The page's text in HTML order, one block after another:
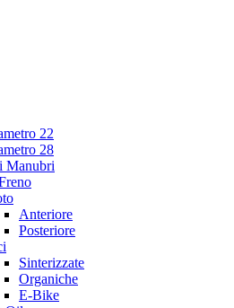
22
28
Manubri
Anteriore
Posteriore
Sinterizzate
Organiche
E-Bike